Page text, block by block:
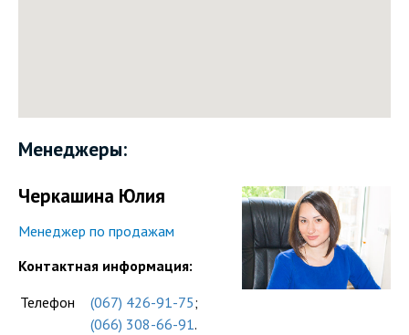
Менеджеры:
Черкашина Юлия
Менеджер по продажам
Контактная информация:
Телефон
(067) 426-91-75;
(066) 308-66-91.